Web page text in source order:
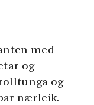
med
og
og
nærleik.